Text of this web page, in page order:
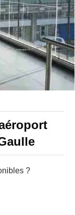
?